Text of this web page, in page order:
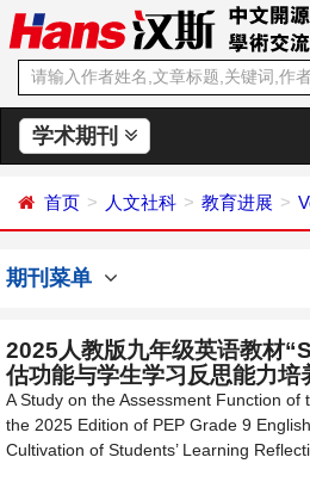
学术期刊
首页 人文社科 教育进展
期刊菜单
2025人教版九年级英语教材
估功能与学生学习反思能力培
A Study on the Assessment Function of
the 2025 Edition of PEP Grade 9
Cultivation of Students’ Learning